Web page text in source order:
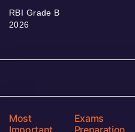
RBI Grade B
2026
Most
Exams